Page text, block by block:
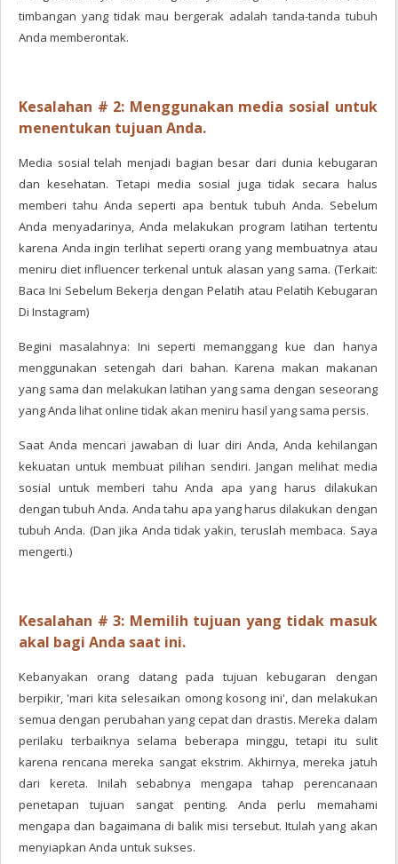
timbangan yang tidak mau bergerak adalah tanda-tanda tubuh
Anda memberontak.
Kesalahan # 2: Menggunakan media sosial untuk
menentukan tujuan Anda.
Media sosial telah menjadi bagian besar dari dunia kebugaran
dan kesehatan. Tetapi media sosial juga tidak secara halus
memberi tahu Anda seperti apa bentuk tubuh Anda. Sebelum
Anda menyadarinya, Anda melakukan program latihan tertentu
karena Anda ingin terlihat seperti orang yang membuatnya atau
meniru diet influencer terkenal untuk alasan yang sama. (Terkait:
Baca Ini Sebelum Bekerja dengan Pelatih atau Pelatih Kebugaran
Di Instagram)
Begini masalahnya: Ini seperti memanggang kue dan hanya
menggunakan setengah dari bahan. Karena makan makanan
yang sama dan melakukan latihan yang sama dengan seseorang
yang Anda lihat online tidak akan meniru hasil yang sama persis.
Saat Anda mencari jawaban di luar diri Anda, Anda kehilangan
kekuatan untuk membuat pilihan sendiri. Jangan melihat media
sosial untuk memberi tahu Anda apa yang harus dilakukan
dengan tubuh Anda. Anda tahu apa yang harus dilakukan dengan
tubuh Anda. (Dan jika Anda tidak yakin, teruslah membaca. Saya
mengerti.)
Kesalahan # 3: Memilih tujuan yang tidak masuk
akal bagi Anda saat ini.
Kebanyakan orang datang pada tujuan kebugaran dengan
berpikir, 'mari kita selesaikan omong kosong ini', dan melakukan
semua dengan perubahan yang cepat dan drastis. Mereka dalam
perilaku terbaiknya selama beberapa minggu, tetapi itu sulit
karena rencana mereka sangat ekstrim. Akhirnya, mereka jatuh
dari kereta. Inilah sebabnya mengapa tahap perencanaan
penetapan tujuan sangat penting. Anda perlu memahami
mengapa dan bagaimana di balik misi tersebut. Itulah yang akan
menyiapkan Anda untuk sukses.